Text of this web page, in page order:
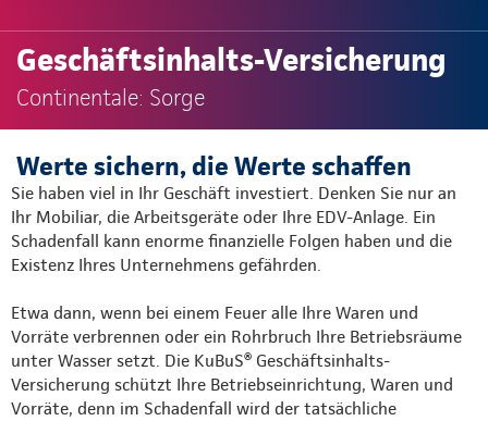
Geschäftsinhalts-Versicherung
Continentale: Sorge
Werte sichern, die Werte schaffen
Sie haben viel in Ihr Geschäft investiert. Denken Sie nur an
Ihr Mobiliar, die Arbeitsgeräte oder Ihre EDV-Anlage. Ein
Schadenfall kann enorme finanzielle Folgen haben und die
Existenz Ihres Unternehmens gefährden.
Etwa dann, wenn bei einem Feuer alle Ihre Waren und
Vorräte verbrennen oder ein Rohrbruch Ihre Betriebsräume
unter Wasser setzt. Die KuBuS® Geschäftsinhalts-
Versicherung schützt Ihre Betriebseinrichtung, Waren und
Vorräte, denn im Schadenfall wird der tatsächliche